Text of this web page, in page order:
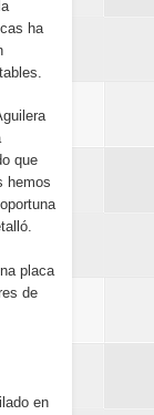
ha
que
hemos
placa
de
en